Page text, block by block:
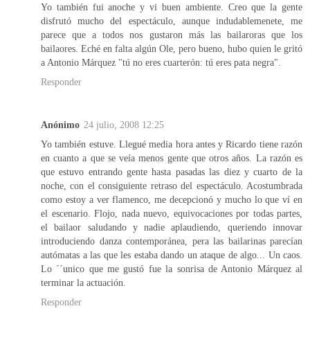
Yo también fui anoche y vi buen ambiente. Creo que la gente
disfrutó mucho del espectáculo, aunque indudablemenete, me
parece que a todos nos gustaron más las bailaroras que los
bailaores. Eché en falta algún Ole, pero bueno, hubo quien le gritó
a Antonio Márquez "tú no eres cuarterón: tú eres pata negra".
Responder
Anónimo 24 julio, 2008 12:25
Yo también estuve. Llegué media hora antes y Ricardo tiene razón
en cuanto a que se veía menos gente que otros años. La razón es
que estuvo entrando gente hasta pasadas las diez y cuarto de la
noche, con el consiguiente retraso del espectáculo. Acostumbrada
como estoy a ver flamenco, me decepcionó y mucho lo que ví en
el escenario. Flojo, nada nuevo, equivocaciones por todas partes,
el bailaor saludando y nadie aplaudiendo, queriendo innovar
introduciendo danza contemporánea, pera las bailarinas parecían
autómatas a las que les estaba dando un ataque de algo... Un caos.
Lo ´´unico que me gustó fue la sonrisa de Antonio Márquez al
terminar la actuación.
Responder